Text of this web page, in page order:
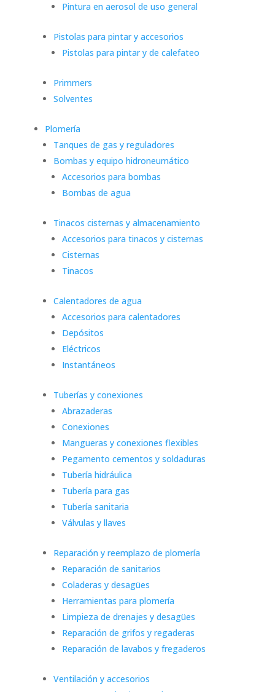
Pintura en aerosol de uso general
Pistolas para pintar y accesorios
Pistolas para pintar y de calefateo
Primmers
Solventes
Plomería
Tanques de gas y reguladores
Bombas y equipo hidroneumático
Accesorios para bombas
Bombas de agua
Tinacos cisternas y almacenamiento
Accesorios para tinacos y cisternas
Cisternas
Tinacos
Calentadores de agua
Accesorios para calentadores
Depósitos
Eléctricos
Instantáneos
Tuberías y conexiones
Abrazaderas
Conexiones
Mangueras y conexiones flexibles
Pegamento cementos y soldaduras
Tubería hidráulica
Tubería para gas
Tubería sanitaria
Válvulas y llaves
Reparación y reemplazo de plomería
Reparación de sanitarios
Coladeras y desagües
Herramientas para plomería
Limpieza de drenajes y desagües
Reparación de grifos y regaderas
Reparación de lavabos y fregaderos
Ventilación y accesorios